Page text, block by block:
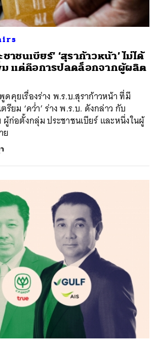
าชนเบียร์’ ‘สุราก้าวหน้า’ ไม่ได้
ม แต่คือการปลดล็อกจากผู้ผลิต
ดคุยเรื่องร่าง พ.ร.บ.สุราก้าวหน้า ที่มี
รียม ‘คว่ำ’ ร่าง พ.ร.บ. ดังกล่าว กับ
ผู้ก่อตั้งกลุ่ม ประชาชนเบียร์ และหนึ่งในผู้
ย